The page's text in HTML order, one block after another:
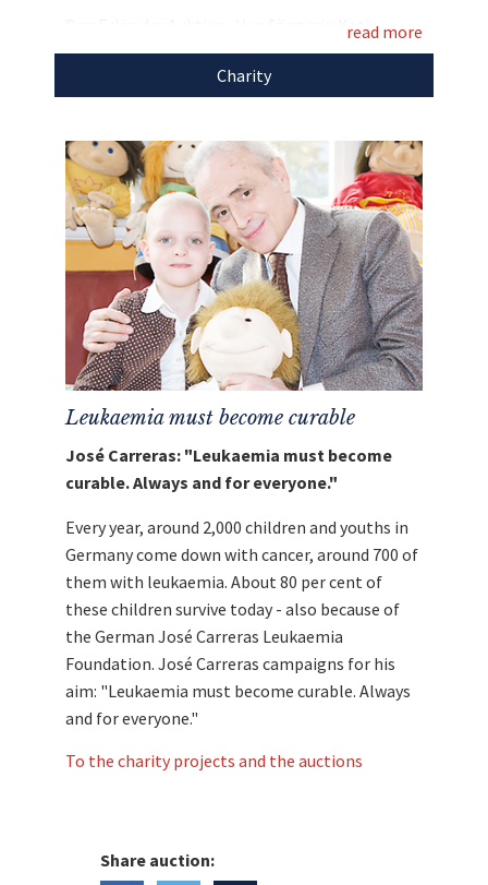
Den Erlös der Auktion „Von Sängerin Katie
Melua gestaltetes und signiertes
Glücksschwein“ leiten wir direkt, ohne Abzug
read more
Charity
Leukaemia must become curable
José Carreras: "Leukaemia must become
curable. Always and for everyone."
Every year, around 2,000 children and youths in
Germany come down with cancer, around 700 of
them with leukaemia. About 80 per cent of
these children survive today - also because of
the German José Carreras Leukaemia
Foundation. José Carreras campaigns for his
aim: "Leukaemia must become curable. Always
and for everyone."
To the charity projects and the auctions
Share auction: